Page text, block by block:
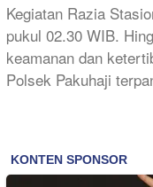
Kegiatan Razia
pukul 02.30 WIB.
keamanan dan
Polsek Pakuhaji